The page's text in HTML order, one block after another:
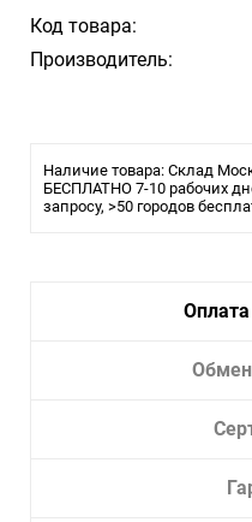
Код товара:
Производитель:
Наличие товара: Склад
БЕСПЛАТНО 7-10 рабочих
запросу, >50 городов
Обмен